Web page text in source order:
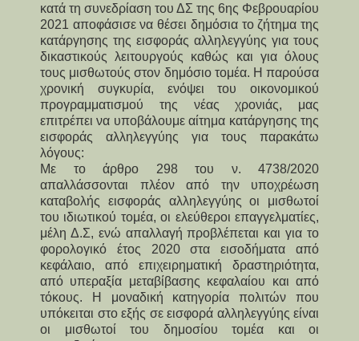
κατά τη συνεδρίαση του ΔΣ της 6ης Φεβρουαρίου
2021 αποφάσισε να θέσει δημόσια το ζήτημα της
κατάργησης της εισφοράς αλληλεγγύης για τους
δικαστικούς λειτουργούς καθώς και για όλους
τους μισθωτούς στον δημόσιο τομέα. Η παρούσα
χρονική συγκυρία, ενόψει του οικονομικού
προγραμματισμού της νέας χρονιάς, μας
επιτρέπει να υποβάλουμε αίτημα κατάργησης της
εισφοράς αλληλεγγύης για τους παρακάτω
λόγους:
Με το άρθρο 298 του ν. 4738/2020
απαλλάσσονται πλέον από την υποχρέωση
καταβολής εισφοράς αλληλεγγύης οι μισθωτοί
του ιδιωτικού τομέα, οι ελεύθεροι επαγγελματίες,
μέλη Δ.Σ, ενώ απαλλαγή προβλέπεται και για το
φορολογικό έτος 2020 στα εισοδήματα από
κεφάλαιο, από επιχειρηματική δραστηριότητα,
από υπεραξία μεταβίβασης κεφαλαίου και από
τόκους. Η μοναδική κατηγορία πολιτών που
υπόκειται στο εξής σε εισφορά αλληλεγγύης είναι
οι μισθωτοί του δημοσίου τομέα και οι